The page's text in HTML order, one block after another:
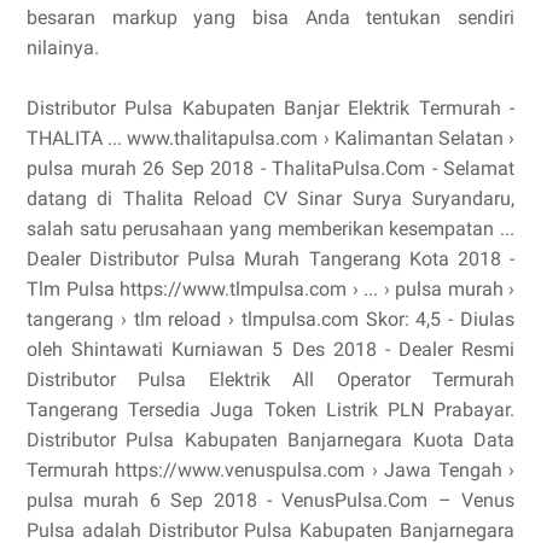
besaran markup yang bisa Anda tentukan sendiri
nilainya.
Distributor Pulsa Kabupaten Banjar Elektrik Termurah -
THALITA ... www.thalitapulsa.com › Kalimantan Selatan ›
pulsa murah 26 Sep 2018 - ThalitaPulsa.Com - Selamat
datang di Thalita Reload CV Sinar Surya Suryandaru,
salah satu perusahaan yang memberikan kesempatan ...
Dealer Distributor Pulsa Murah Tangerang Kota 2018 -
Tlm Pulsa https://www.tlmpulsa.com › ... › pulsa murah ›
tangerang › tlm reload › tlmpulsa.com Skor: 4,5 - ‎Diulas
oleh Shintawati Kurniawan 5 Des 2018 - Dealer Resmi
Distributor Pulsa Elektrik All Operator Termurah
Tangerang Tersedia Juga Token Listrik PLN Prabayar.
Distributor Pulsa Kabupaten Banjarnegara Kuota Data
Termurah https://www.venuspulsa.com › Jawa Tengah ›
pulsa murah 6 Sep 2018 - VenusPulsa.Com – Venus
Pulsa adalah Distributor Pulsa Kabupaten Banjarnegara